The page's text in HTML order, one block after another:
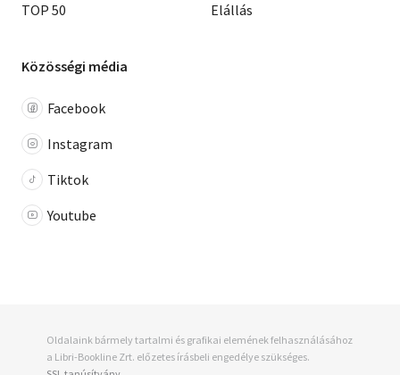
TOP 50
Elállás
Közösségi média
Facebook
Instagram
Tiktok
Youtube
Oldalaink bármely tartalmi és grafikai elemének felhasználásához
a Libri-Bookline Zrt. előzetes írásbeli engedélye szükséges.